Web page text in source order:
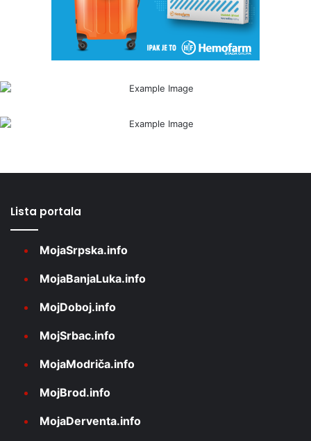
Lista portala
MojaSrpska.info
MojaBanjaLuka.info
MojDoboj.info
MojSrbac.info
MojaModriča.info
MojBrod.info
MojaDerventa.info